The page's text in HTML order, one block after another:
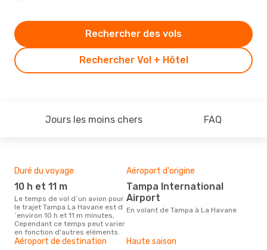
Rechercher Vol + Hôtel
Rechercher des vols
Jours les moins chers FAQ
Duré du voyage
10 h et 11 m
Le temps de vol d´un avion pour
le trajet Tampa La Havane est d
´environ 10 h et 11 m minutes,
Cependant ce temps peut varier
en fonction d'autres eléments.
Aéroport d'origine
Tampa International
Airport
En volant de Tampa à La Havane
Aéroport de destination Haute saison